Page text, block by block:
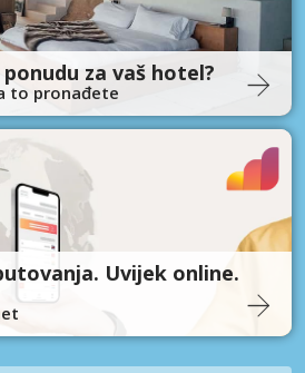
za vaš hotel?
to pronađete
Uvijek online.